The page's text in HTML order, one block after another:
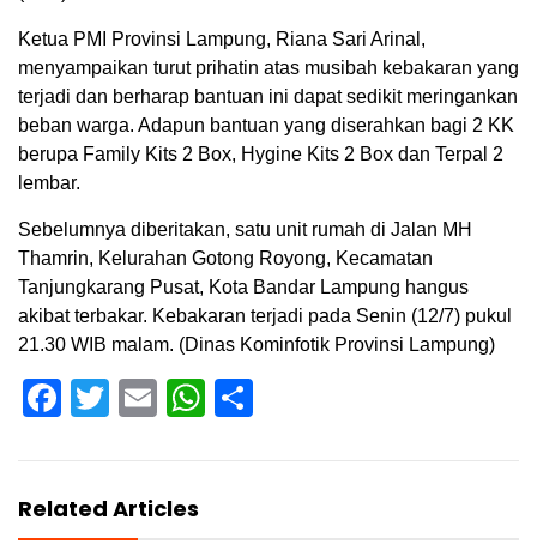
Ketua PMI Provinsi Lampung, Riana Sari Arinal,
menyampaikan turut prihatin atas musibah kebakaran yang
terjadi dan berharap bantuan ini dapat sedikit meringankan
beban warga. Adapun bantuan yang diserahkan bagi 2 KK
berupa Family Kits 2 Box, Hygine Kits 2 Box dan Terpal 2
lembar.
Sebelumnya diberitakan, satu unit rumah di Jalan MH
Thamrin, Kelurahan Gotong Royong, Kecamatan
Tanjungkarang Pusat, Kota Bandar Lampung hangus
akibat terbakar. Kebakaran terjadi pada Senin (12/7) pukul
21.30 WIB malam. (Dinas Kominfotik Provinsi Lampung)
Facebook
Twitter
EmailWhatsApp
Related Articles